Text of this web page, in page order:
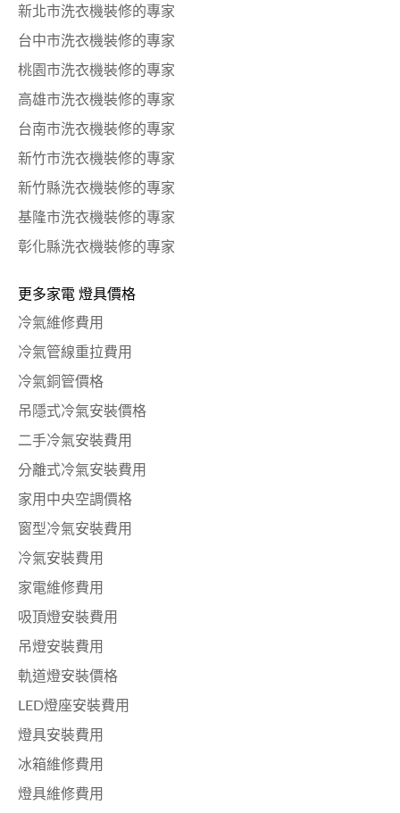
新北市洗衣機裝修的專家
台中市洗衣機裝修的專家
桃園市洗衣機裝修的專家
高雄市洗衣機裝修的專家
台南市洗衣機裝修的專家
新竹市洗衣機裝修的專家
新竹縣洗衣機裝修的專家
基隆市洗衣機裝修的專家
彰化縣洗衣機裝修的專家
更多家電 燈具價格
冷氣維修費用
冷氣管線重拉費用
冷氣銅管價格
吊隱式冷氣安裝價格
二手冷氣安裝費用
分離式冷氣安裝費用
家用中央空調價格
窗型冷氣安裝費用
冷氣安裝費用
家電維修費用
吸頂燈安裝費用
吊燈安裝費用
軌道燈安裝價格
LED燈座安裝費用
燈具安裝費用
冰箱維修費用
燈具維修費用